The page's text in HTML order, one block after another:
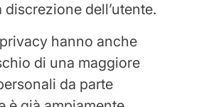
discrezione dell’utente.
hanno anche
di una maggiore
da parte